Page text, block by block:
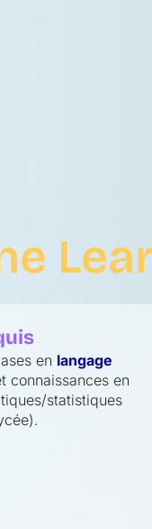
en langage
connaissances en
statistiques